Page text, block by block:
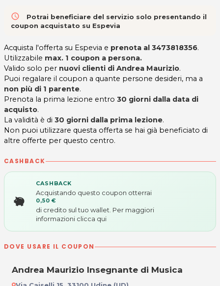
access_time
Potrai beneficiare del servizio solo presentando il
coupon acquistato su Espevia
Acquista l'offerta su Espevia e prenota al 3473818356.
Utilizzabile max. 1 coupon a persona.
Valido solo per nuovi clienti di Andrea Maurizio.
Puoi regalare il coupon a quante persone desideri, ma a
non più di 1 parente.
Prenota la prima lezione entro 30 giorni dalla data di
acquisto.
La validità è di 30 giorni dalla prima lezione.
Non puoi utilizzare questa offerta se hai già beneficiato di
altre offerte per questo centro.
CASHBACK
CASHBACK
Acquistando questo coupon otterrai
0,50 €
di credito sul tuo wallet. Per maggiori
informazioni clicca qui
DOVE USARE IL COUPON
Andrea Maurizio Insegnante di Musica